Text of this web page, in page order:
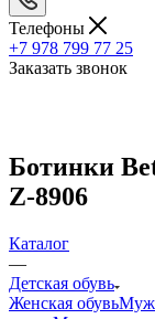
Телефоны
+7 978 799 77 25
Заказать звонок
Ботинки
Z-8906
Каталог
—
Детская обувь
Женская обувь